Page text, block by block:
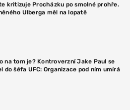
kritizuje Procházku po smolné prohře.
Ulberga měl na lopatě
na tom je? Kontroverzní Jake Paul se
do šéfa UFC: Organizace pod ním umírá